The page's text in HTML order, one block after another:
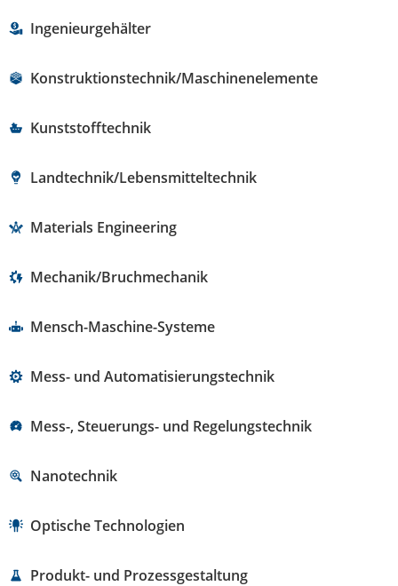
Ingenieurgehälter
Konstruktionstechnik/Maschinenelemente
Kunststofftechnik
Landtechnik/Lebensmitteltechnik
Materials Engineering
Mechanik/Bruchmechanik
Mensch-Maschine-Systeme
Mess- und Automatisierungstechnik
Mess-, Steuerungs- und Regelungstechnik
Nanotechnik
Optische Technologien
Produkt- und Prozessgestaltung